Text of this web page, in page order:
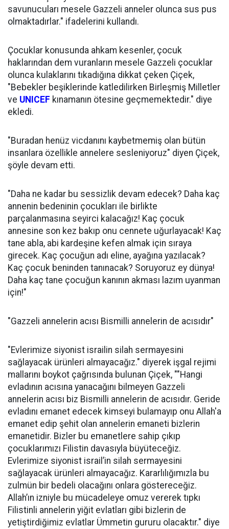
savunucuları mesele Gazzeli anneler olunca sus pus
olmaktadırlar." ifadelerini kullandı.
Çocuklar konusunda ahkam kesenler, çocuk
haklarından dem vuranların mesele Gazzeli çocuklar
olunca kulaklarını tıkadığına dikkat çeken Çiçek,
"Bebekler beşiklerinde katledilirken Birleşmiş Milletler
ve UNICEF kınamanın ötesine geçmemektedir." diye
ekledi.
"Buradan henüz vicdanını kaybetmemiş olan bütün
insanlara özellikle annelere sesleniyoruz" diyen Çiçek,
şöyle devam etti.
"Daha ne kadar bu sessizlik devam edecek? Daha kaç
annenin bedeninin çocukları ile birlikte
parçalanmasına seyirci kalacağız! Kaç çocuk
annesine son kez bakıp onu cennete uğurlayacak! Kaç
tane abla, abi kardeşine kefen almak için sıraya
girecek. Kaç çocuğun adı eline, ayağına yazılacak?
Kaç çocuk beninden tanınacak? Soruyoruz ey dünya!
Daha kaç tane çocuğun kanının akması lazım uyanman
için!"
"Gazzeli annelerin acısı Bismilli annelerin de acısıdır"
"Evlerimize siyonist israilin silah sermayesini
sağlayacak ürünleri almayacağız." diyerek işgal rejimi
mallarını boykot çağrısında bulunan Çiçek, ""Hangi
evladının acısına yanacağını bilmeyen Gazzeli
annelerin acısı biz Bismilli annelerin de acısıdır. Geride
evladını emanet edecek kimseyi bulamayıp onu Allah'a
emanet edip şehit olan annelerin emaneti bizlerin
emanetidir. Bizler bu emanetlere sahip çıkıp
çocuklarımızı Filistin davasıyla büyüteceğiz.
Evlerimize siyonist israil’in silah sermayesini
sağlayacak ürünleri almayacağız. Kararlılığımızla bu
zulmün bir bedeli olacağını onlara göstereceğiz.
Allah’ın izniyle bu mücadeleye omuz vererek tıpkı
Filistinli annelerin yiğit evlatları gibi bizlerin de
yetiştirdiğimiz evlatlar Ümmetin gururu olacaktır." diye